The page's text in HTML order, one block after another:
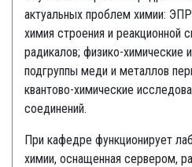
актуальных проблем химии:
химия строения и реакционной
радикалов; физико-химические
подгруппы меди и металлов
квантово-химические
соединений.
При кафедре функционирует
химии, оснащенная сервером,